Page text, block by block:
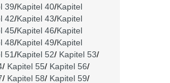
39/Kapitel 40/Kapitel
42/Kapitel 43/Kapitel
45/Kapitel 46/Kapitel
48/Kapitel 49/Kapitel
51/Kapitel 52/ Kapitel 53/
/ Kapitel 55/ Kapitel 56/
/ Kapitel 58/ Kapitel 59/